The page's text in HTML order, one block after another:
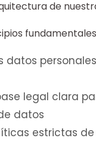
de
fundamentales
datos
legal clara
datos
estrictas